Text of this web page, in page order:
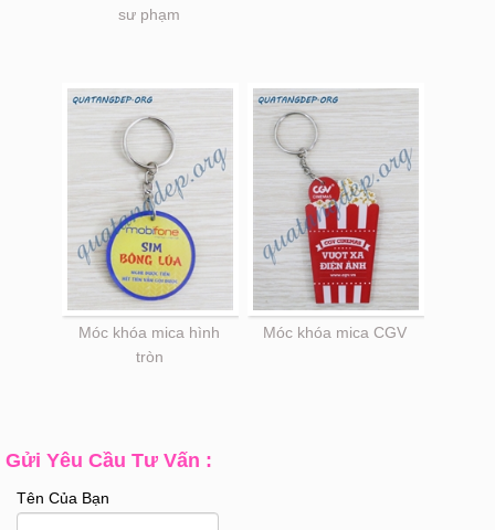
sư phạm
Móc khóa mica hình
tròn
Móc khóa mica CGV
Gửi Yêu Cầu Tư Vấn :
Tên Của Bạn